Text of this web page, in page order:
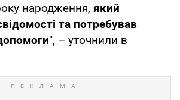
народження, який
та потребував
", – уточнили в